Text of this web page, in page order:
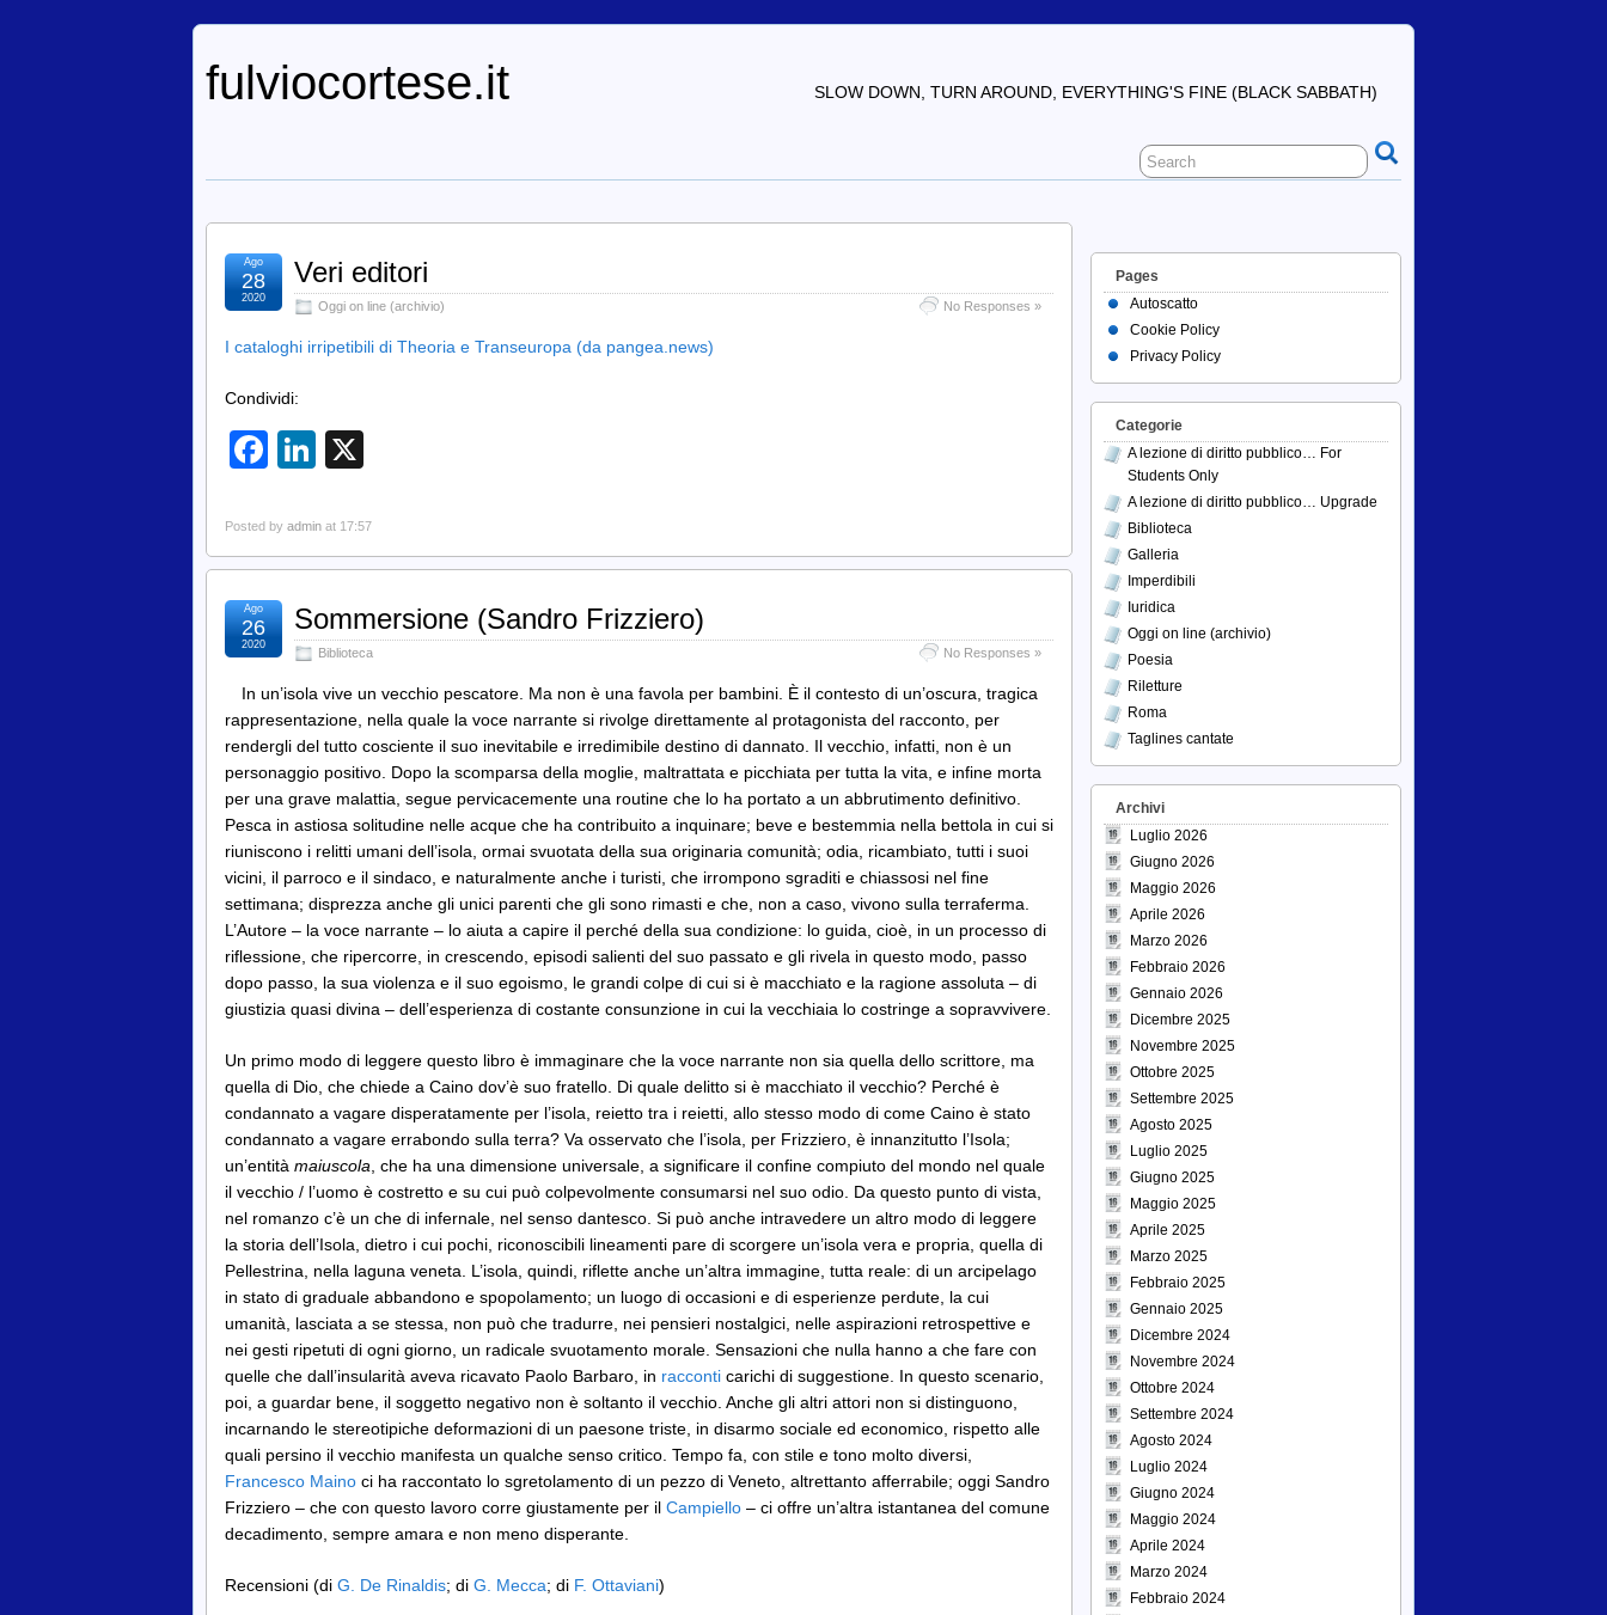
fulviocortese.it SLOW DOWN, TURN AROUND, EVERYTHING'S FINE (BLACK SABBATH)
Veri editori
Oggi on line (archivio) No Responses »
Ago
28
2020
I cataloghi irripetibili di Theoria e Transeuropa (da pangea.news)
Condividi:
Facebook
LinkedIn
Posted by admin at 17:57
Sommersione (Sandro Frizziero)
Biblioteca No Responses »
Ago
26
2020
In un’isola vive un vecchio pescatore. Ma non è una favola per bambini. È il contesto di un’oscura, tragica
rappresentazione, nella quale la voce narrante si rivolge direttamente al protagonista del racconto, per
rendergli del tutto cosciente il suo inevitabile e irredimibile destino di dannato. Il vecchio, infatti, non è un
personaggio positivo. Dopo la scomparsa della moglie, maltrattata e picchiata per tutta la vita, e infine morta
per una grave malattia, segue pervicacemente una routine che lo ha portato a un abbrutimento definitivo.
Pesca in astiosa solitudine nelle acque che ha contribuito a inquinare; beve e bestemmia nella bettola in cui si
riuniscono i relitti umani dell’isola, ormai svuotata della sua originaria comunità; odia, ricambiato, tutti i suoi
vicini, il parroco e il sindaco, e naturalmente anche i turisti, che irrompono sgraditi e chiassosi nel fine
settimana; disprezza anche gli unici parenti che gli sono rimasti e che, non a caso, vivono sulla terraferma.
L’Autore – la voce narrante – lo aiuta a capire il perché della sua condizione: lo guida, cioè, in un processo di
riflessione, che ripercorre, in crescendo, episodi salienti del suo passato e gli rivela in questo modo, passo
dopo passo, la sua violenza e il suo egoismo, le grandi colpe di cui si è macchiato e la ragione assoluta – di
giustizia quasi divina – dell’esperienza di costante consunzione in cui la vecchiaia lo costringe a sopravvivere.
Un primo modo di leggere questo libro è immaginare che la voce narrante non sia quella dello scrittore, ma
quella di Dio, che chiede a Caino dov’è suo fratello. Di quale delitto si è macchiato il vecchio? Perché è
condannato a vagare disperatamente per l’isola, reietto tra i reietti, allo stesso modo di come Caino è stato
condannato a vagare errabondo sulla terra? Va osservato che l’isola, per Frizziero, è innanzitutto l’Isola;
un’entità maiuscola , che ha una dimensione universale, a significare il confine compiuto del mondo nel quale
il vecchio / l’uomo è costretto e su cui può colpevolmente consumarsi nel suo odio. Da questo punto di vista,
nel romanzo c’è un che di infernale, nel senso dantesco. Si può anche intravedere un altro modo di leggere
la storia dell’Isola, dietro i cui pochi, riconoscibili lineamenti pare di scorgere un’isola vera e propria, quella di
Pellestrina, nella laguna veneta. L’isola, quindi, riflette anche un’altra immagine, tutta reale: di un arcipelago
in stato di graduale abbandono e spopolamento; un luogo di occasioni e di esperienze perdute, la cui
umanità, lasciata a se stessa, non può che tradurre, nei pensieri nostalgici, nelle aspirazioni retrospettive e
nei gesti ripetuti di ogni giorno, un radicale svuotamento morale. Sensazioni che nulla hanno a che fare con
quelle che dall’insularità aveva ricavato Paolo Barbaro, in racconti carichi di suggestione. In questo scenario,
poi, a guardar bene, il soggetto negativo non è soltanto il vecchio. Anche gli altri attori non si distinguono,
incarnando le stereotipiche deformazioni di un paesone triste, in disarmo sociale ed economico, rispetto alle
quali persino il vecchio manifesta un qualche senso critico. Tempo fa, con stile e tono molto diversi,
Francesco Maino ci ha raccontato lo sgretolamento di un pezzo di Veneto, altrettanto afferrabile; oggi Sandro
Frizziero – che con questo lavoro corre giustamente per il Campiello – ci offre un’altra istantanea del comune
decadimento, sempre amara e non meno disperante.
Recensioni (di G. De Rinaldis; di G. Mecca; di F. Ottaviani)
Pages
Autoscatto
Cookie Policy
Privacy Policy
Categorie
A lezione di diritto pubblico… For
Students Only
A lezione di diritto pubblico… Upgrade
Biblioteca
Galleria
Imperdibili
Iuridica
Oggi on line (archivio)
Poesia
Riletture
Roma
Taglines cantate
Archivi
Luglio 2026
Giugno 2026
Maggio 2026
Aprile 2026
Marzo 2026
Febbraio 2026
Gennaio 2026
Dicembre 2025
Novembre 2025
Ottobre 2025
Settembre 2025
Agosto 2025
Luglio 2025
Giugno 2025
Maggio 2025
Aprile 2025
Marzo 2025
Febbraio 2025
Gennaio 2025
Dicembre 2024
Novembre 2024
Ottobre 2024
Settembre 2024
Agosto 2024
Luglio 2024
Giugno 2024
Maggio 2024
Aprile 2024
Marzo 2024
Febbraio 2024